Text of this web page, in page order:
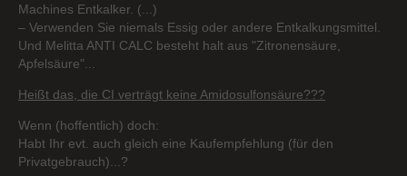
Machines Entkalker. (...)
– Verwenden Sie niemals Essig oder andere Entkalkungsmittel.
Und Melitta ANTI CALC besteht halt aus "Zitronensäure,
Apfelsäure"...
Heißt das, die CI verträgt keine Amidosulfonsäure???
Wenn (hoffentlich) doch:
Habt Ihr evt. auch gleich eine Kaufempfehlung (für den
Privatgebrauch)...?